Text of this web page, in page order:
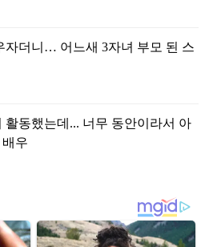
자더니… 어느새 3자녀 부모 된 스
활동했는데... 너무 동안이라서 아
우